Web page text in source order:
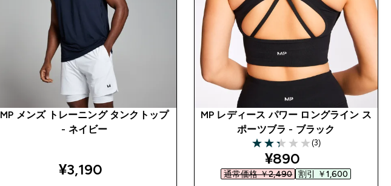
MP メンズ トレーニング タンクトップ
- ネイビー
¥3,190‎
MP レディース パワー ロングライン ス
ポーツブラ - ブラック
2.33 out of 5 stars
(3)
discounted price
¥890‎
通常価格 ￥2,490‎ 割引 ￥1,600‎